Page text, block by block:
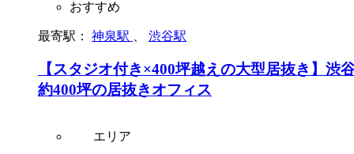
おすすめ
最寄駅： 神泉駅 渋谷駅
【スタジオ付き×400坪越えの大型居抜き】渋
約400坪の居抜きオフィス
エリア